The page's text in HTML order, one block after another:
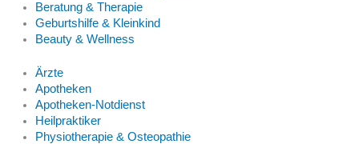
Beratung & Therapie
Geburtshilfe & Kleinkind
Beauty & Wellness
Ärzte
Apotheken
Apotheken-Notdienst
Heilpraktiker
Physiotherapie & Osteopathie